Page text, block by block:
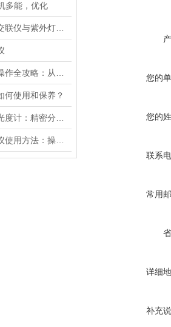
多能，优化
何使用和保养？
您的
您的
联系
常用
详细
补充